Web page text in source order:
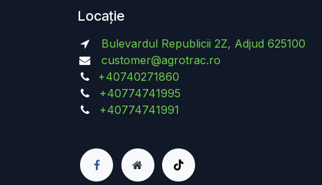
Locație
Bulevardul Republicii 2Z, Adjud 625100
customer@agrotrac.ro
+40740271860
+40774741995
+40774741991